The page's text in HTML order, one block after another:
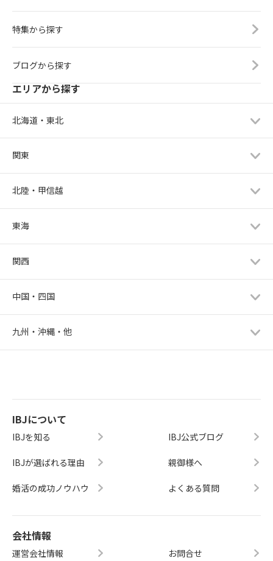
特集から探す
ブログから探す
エリアから探す
北海道・東北
関東
北陸・甲信越
東海
関西
中国・四国
九州・沖縄・他
IBJについて
IBJを知る
IBJが選ばれる理由
婚活の成功ノウハウ
IBJ公式ブログ
親御様へ
よくある質問
会社情報
運営会社情報 お問合せ